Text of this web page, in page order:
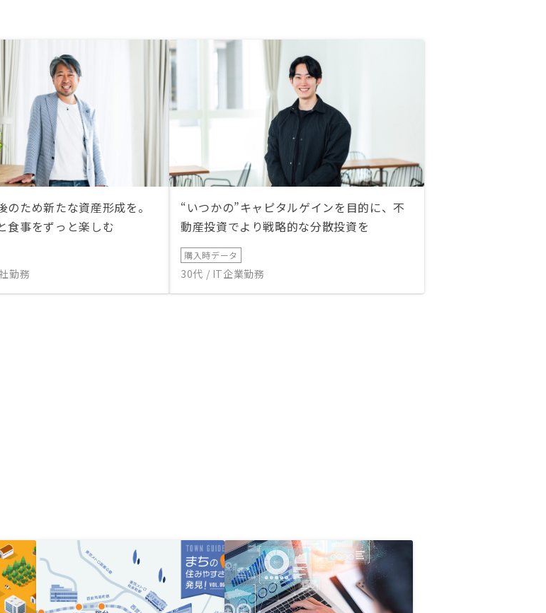
のため新たな資産形成を。
食事をずっと楽しむ
勤務
“いつかの”キャピタルゲインを目的に、不
動産投資でより戦略的な分散投資を
購入時データ
30代 / IT企業勤務